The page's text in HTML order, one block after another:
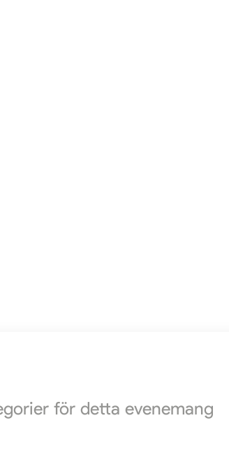
för detta evenemang